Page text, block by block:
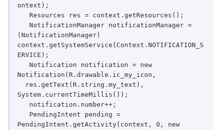
ontext);
(NotificationManager)
context.getSystemService(Context.NOTIFICATION_S
ERVICE);
Notification(R.drawable.ic_my_icon,
System.currentTimeMillis());
PendingIntent.getActivity(context, 0, new